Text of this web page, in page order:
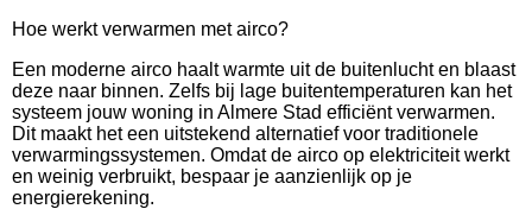
Hoe werkt verwarmen met airco?
Een moderne airco haalt warmte uit de buitenlucht en blaast
deze naar binnen. Zelfs bij lage buitentemperaturen kan het
systeem jouw woning in Almere Stad efficiënt verwarmen.
Dit maakt het een uitstekend alternatief voor traditionele
verwarmingssystemen. Omdat de airco op elektriciteit werkt
en weinig verbruikt, bespaar je aanzienlijk op je
energierekening.